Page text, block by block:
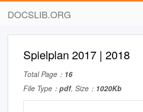
DOCSLIB.ORG
Spielplan 2017 | 2018
Total Page： 16
File Type： pdf, Size： 1020Kb